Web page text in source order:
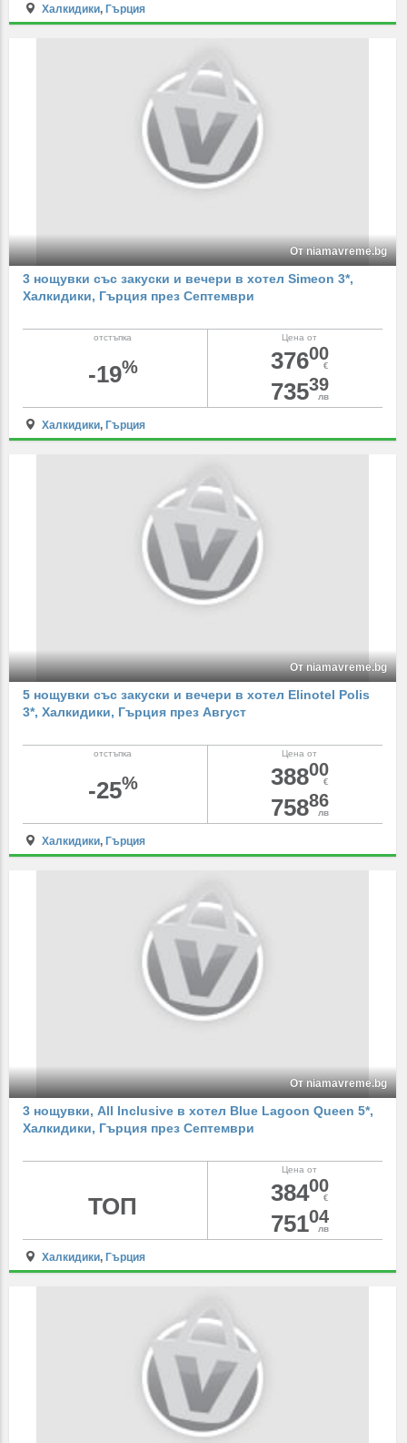
Халкидики, Гърция
От niamavreme.bg
3 нощувки със закуски и вечери в хотел Simeon 3*,
Халкидики, Гърция през Септември
Цена от
37600
€
73539
лв
отстъпка
-19%
Халкидики, Гърция
От niamavreme.bg
5 нощувки със закуски и вечери в хотел Elinotel Polis
3*, Халкидики, Гърция през Август
Цена от
38800
€
75886
лв
отстъпка
-25%
Халкидики, Гърция
От niamavreme.bg
3 нощувки, All Inclusive в хотел Blue Lagoon Queen 5*,
Халкидики, Гърция през Септември
Цена от
38400
€
75104
лв
ТОП
Халкидики, Гърция